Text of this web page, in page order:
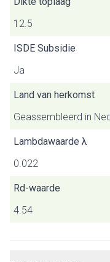
12.5
ISDE Subsidie
Ja
Land van herkomst
Geassembleerd in
Lambdawaarde λ
0.022
Rd-waarde
4.54